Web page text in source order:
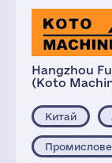
Hangzhou
(Koto
Китай